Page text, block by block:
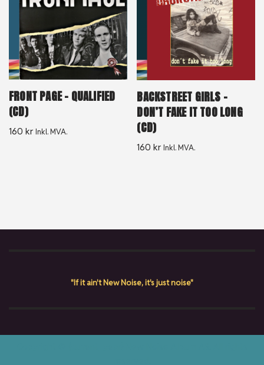
FRONT PAGE – QUALIFIED
(CD)
160 kr Inkl. MVA.
BACKSTREET GIRLS –
DON’T FAKE IT TOO LONG
(CD)
160kr Inkl. MVA.
"If it ain't New Noise, it's just noise"